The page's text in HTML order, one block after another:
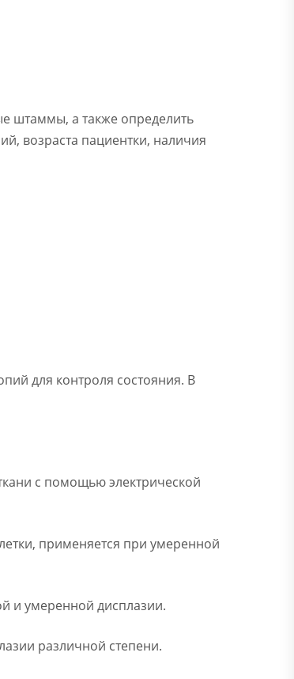
штаммы, а также определить
возраста пациентки, наличия
для контроля состояния. В
с помощью электрической
применяется при умеренной
и умеренной дисплазии.
различной степени.